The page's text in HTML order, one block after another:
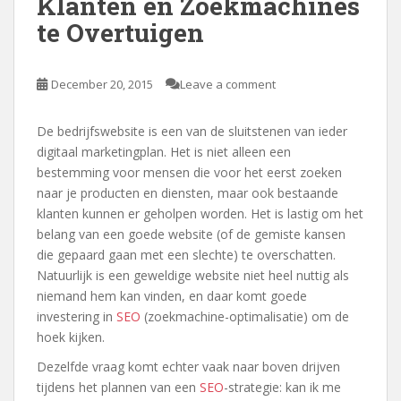
te Overtuigen
December 20, 2015 Leave a comment
De bedrijfswebsite is een van de sluitstenen van ieder
digitaal marketingplan. Het is niet alleen een
bestemming voor mensen die voor het eerst zoeken
naar je producten en diensten, maar ook bestaande
klanten kunnen er geholpen worden. Het is lastig om het
belang van een goede website (of de gemiste kansen
die gepaard gaan met een slechte) te overschatten.
Natuurlijk is een geweldige website niet heel nuttig als
niemand hem kan vinden, en daar komt goede
investering in SEO (zoekmachine-optimalisatie) om de
hoek kijken.
Dezelfde vraag komt echter vaak naar boven drijven
tijdens het plannen van een SEO-strategie: kan ik me